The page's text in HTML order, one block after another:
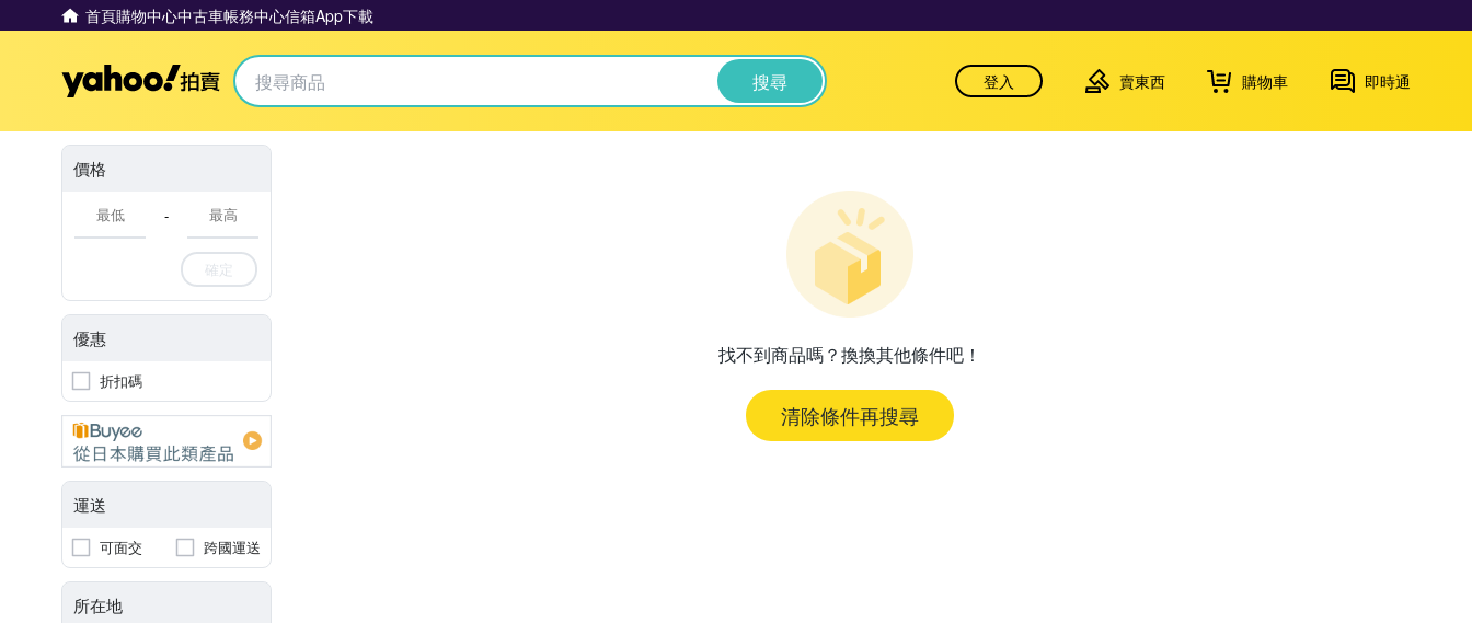
首頁購物中心中古車帳務中心信箱App下載
Yahoo拍賣 搜尋 登入 賣東西 購物車 即時通
價格
-
確定
優惠
折扣碼
運送
可面交 跨國運送
所在地
找不到商品嗎？換換其他條件吧！
清除條件再搜尋